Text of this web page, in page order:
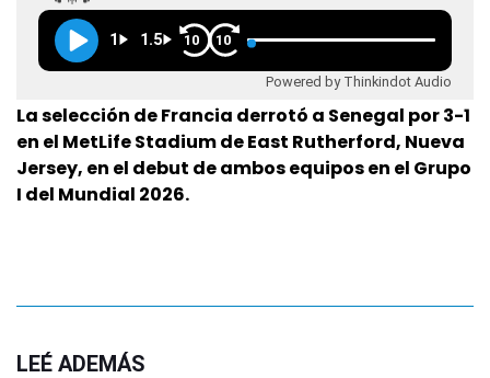
1 1.5 10 10
Powered by Thinkindot Audio
La selección de Francia derrotó a Senegal por 3-1
en el MetLife Stadium de East Rutherford, Nueva
Jersey, en el debut de ambos equipos en el Grupo
I del Mundial 2026.
LEÉ ADEMÁS